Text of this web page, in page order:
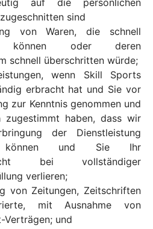
auf die persönlichen
sind
von Waren, die schnell
können oder deren
schnell überschritten würde;
wenn Skill Sports
erbracht hat und Sie vor
zur Kenntnis genommen und
zugestimmt haben, dass wir
der Dienstleistung
können und Sie Ihr
bei vollständiger
verlieren;
von Zeitungen, Zeitschriften
mit Ausnahme von
Verträgen; und